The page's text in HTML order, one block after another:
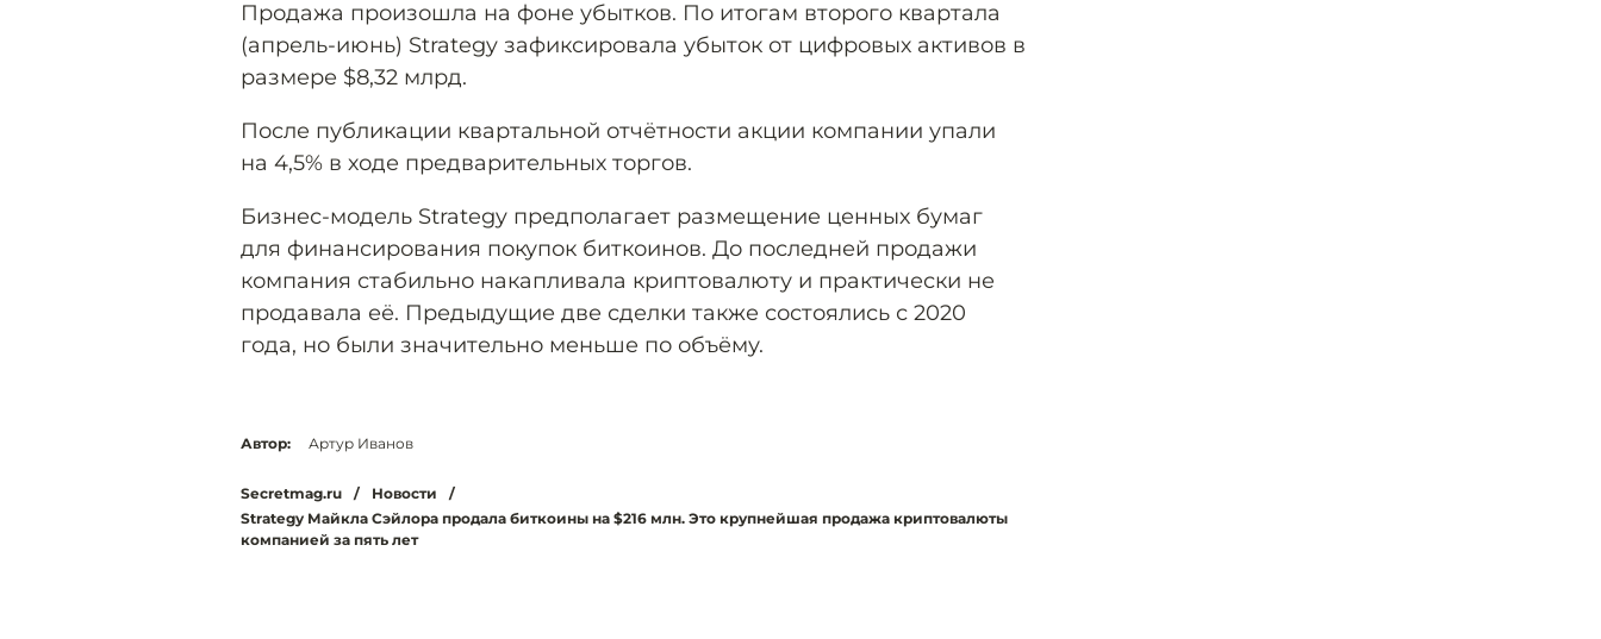
Продажа произошла на фоне убытков. По итогам второго квартала
(апрель-июнь) Strategy зафиксировала убыток от цифровых активов в
размере $8,32 млрд.
После публикации квартальной отчётности акции компании упали
на 4,5% в ходе предварительных торгов.
Бизнес-модель Strategy предполагает размещение ценных бумаг
для финансирования покупок биткоинов. До последней продажи
компания стабильно накапливала криптовалюту и практически не
продавала её. Предыдущие две сделки также состоялись с 2020
года, но были значительно меньше по объёму.
Автор: Артур Иванов
Secretmag.ru / Новости
/
Strategy Майкла Сэйлора продала биткоины на $216 млн. Это крупнейшая продажа криптовалюты
компанией за пять лет